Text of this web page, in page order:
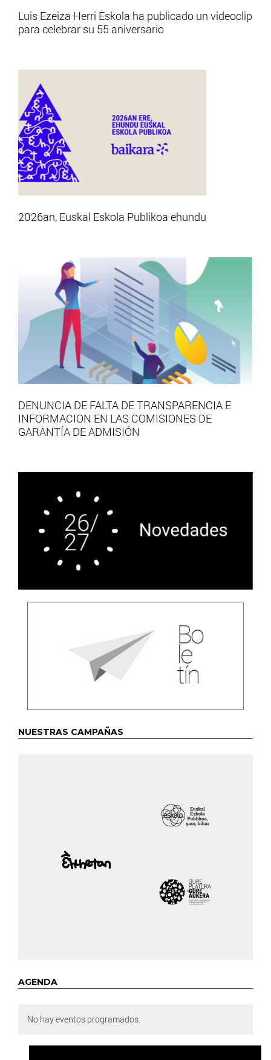
Luis Ezeiza Herri Eskola ha publicado un videoclip
para celebrar su 55 aniversario
2026an, Euskal Eskola Publikoa ehundu
DENUNCIA DE FALTA DE TRANSPARENCIA E
INFORMACION EN LAS COMISIONES DE
GARANTÍA DE ADMISIÓN
NUESTRAS CAMPAÑAS
AGENDA
No hay eventos programados.